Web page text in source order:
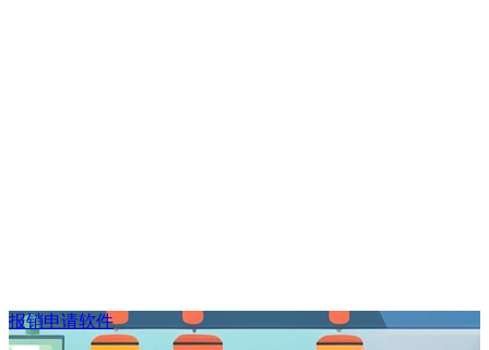
报销申请软件